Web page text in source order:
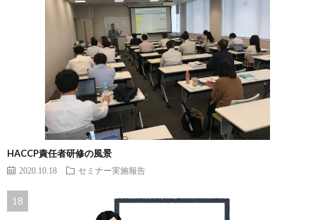
HACCP責任者研修の風景
2020.10.18 セミナー実施報告